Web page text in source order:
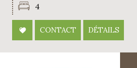
4
CONTACT DÉTAILS